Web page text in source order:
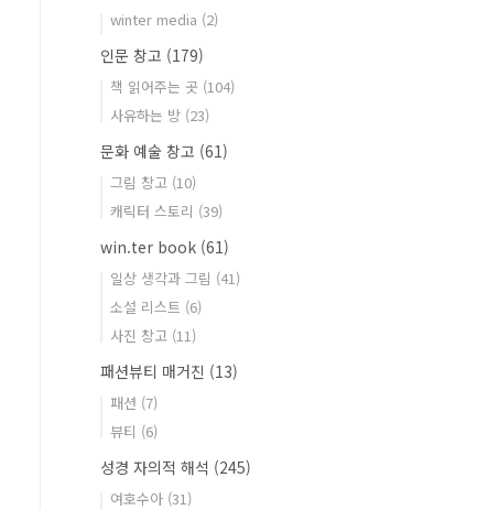
winter media (2)
인문 창고 (179)
책 읽어주는 곳 (104)
사유하는 방 (23)
문화 예술 창고 (61)
그림 창고 (10)
캐릭터 스토리 (39)
win.ter book (61)
일상 생각과 그림 (41)
소설 리스트 (6)
사진 창고 (11)
패션뷰티 매거진 (13)
패션 (7)
뷰티 (6)
성경 자의적 해석 (245)
여호수아 (31)